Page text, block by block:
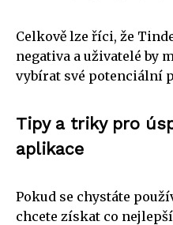
Celkově lze říci, že
negativa a uživatelé by
vybírat své potenciální
Tipy a triky pro
aplikace
Pokud se chystáte
chcete získat co